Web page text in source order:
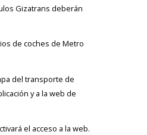
Gizatrans deberán
de coches de Metro
del transporte de
y a la web de
el acceso a la web.